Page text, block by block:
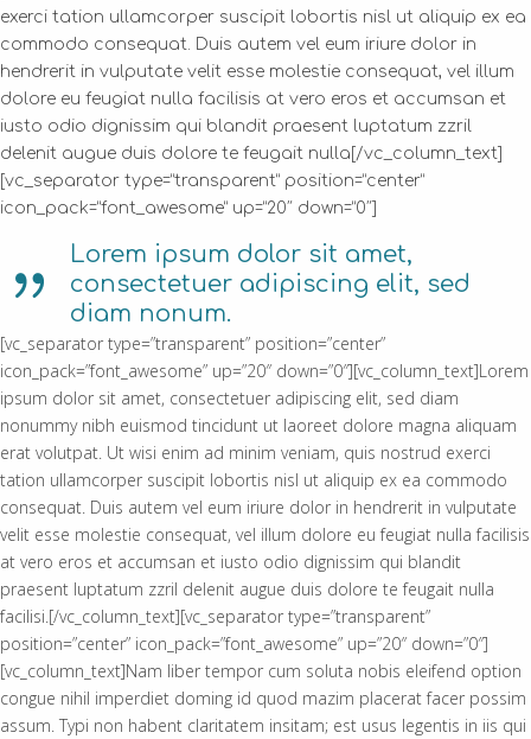
exerci tation ullamcorper suscipit lobortis nisl ut aliquip ex ea
commodo consequat. Duis autem vel eum iriure dolor in
hendrerit in vulputate velit esse molestie consequat, vel illum
dolore eu feugiat nulla facilisis at vero eros et accumsan et
iusto odio dignissim qui blandit praesent luptatum zzril
delenit augue duis dolore te feugait nulla[/vc_column_text]
[vc_separator type=”transparent” position=”center”
icon_pack=”font_awesome” up=”20″ down=”0″]
Lorem ipsum dolor sit amet,
consectetuer adipiscing elit, sed
diam nonum.
[vc_separator type=”transparent” position=”center”
icon_pack=”font_awesome” up=”20″ down=”0″][vc_column_text]Lorem
ipsum dolor sit amet, consectetuer adipiscing elit, sed diam
nonummy nibh euismod tincidunt ut laoreet dolore magna aliquam
erat volutpat. Ut wisi enim ad minim veniam, quis nostrud exerci
tation ullamcorper suscipit lobortis nisl ut aliquip ex ea commodo
consequat. Duis autem vel eum iriure dolor in hendrerit in vulputate
velit esse molestie consequat, vel illum dolore eu feugiat nulla facilisis
at vero eros et accumsan et iusto odio dignissim qui blandit
praesent luptatum zzril delenit augue duis dolore te feugait nulla
facilisi.[/vc_column_text][vc_separator type=”transparent”
position=”center” icon_pack=”font_awesome” up=”20″ down=”0″]
[vc_column_text]Nam liber tempor cum soluta nobis eleifend option
congue nihil imperdiet doming id quod mazim placerat facer possim
assum. Typi non habent claritatem insitam; est usus legentis in iis qui